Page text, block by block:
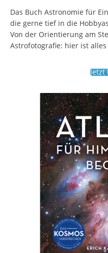
Das Buch Astronomie für
die gerne tief in die
Von der Orientierung am
Astrofotografie: hier ist
Jetzt